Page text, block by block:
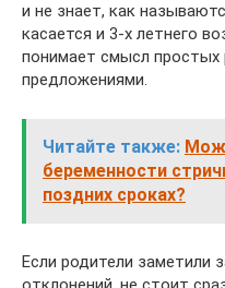
и не знает, как
касается и 3-х летнего
понимает смысл простых
предложениями.
Читайте также:
беременности
поздних сроках?
Если родители заметили